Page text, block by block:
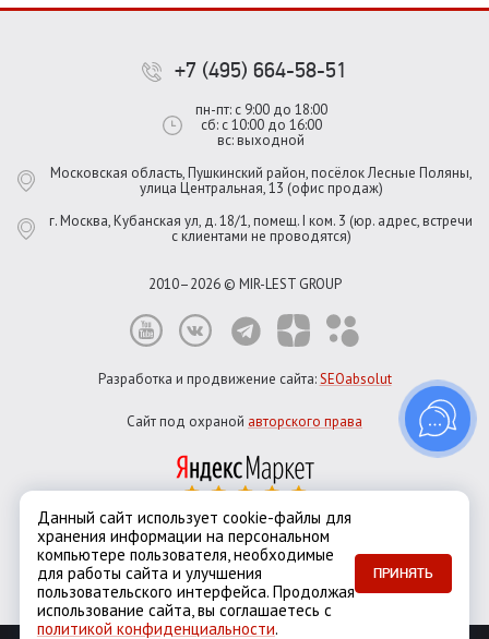
+7 (495) 664-58-51
пн-пт: с 9:00 до 18:00
сб: с 10:00 до 16:00
вс: выходной
Московская область, Пушкинский район, посёлок Лесные Поляны,
улица Центральная, 13 (офис продаж)
г. Москва, Кубанская ул, д. 18/1, помещ. I ком. 3 (юр. адрес, встречи
с клиентами не проводятся)
2010–2026 © MIR-LEST GROUP
Разработка и продвижение сайта:SEOabsolut
Сайт под охраной авторского права
Город:Москва
ЕкатеринбургКазаньНовосибирскСанкт-Петербург
Данный сайт использует cookie-файлы для
хранения информации на персональном
компьютере пользователя, необходимые
для работы сайта и улучшения
пользовательского интерфейса. Продолжая
использование сайта, вы соглашаетесь с
политикой конфиденциальности.
ПРИНЯТЬ